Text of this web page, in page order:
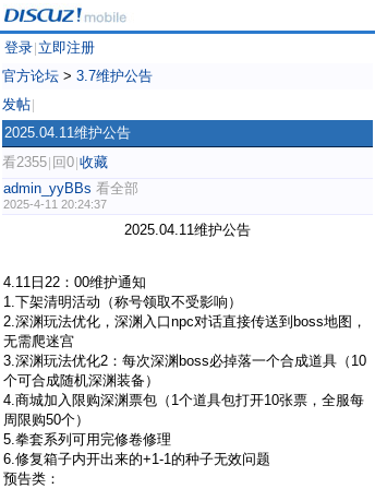
登录 立即注册
官方论坛 > 3.7维护公告
发帖
2025.04.11维护公告
看2355 回0 收藏
admin_yyBBs 看全部
2025-4-11 20:24:37
2025.04.11维护公告
4.11日22：00维护通知
1.下架清明活动（称号领取不受影响）
2.深渊玩法优化，深渊入口npc对话直接传送到boss地图，
无需爬迷宫
3.深渊玩法优化2：每次深渊boss必掉落一个合成道具（10
个可合成随机深渊装备）
4.商城加入限购深渊票包（1个道具包打开10张票，全服每
周限购50个）
5.拳套系列可用完修卷修理
6.修复箱子内开出来的+1-1的种子无效问题
预告类：